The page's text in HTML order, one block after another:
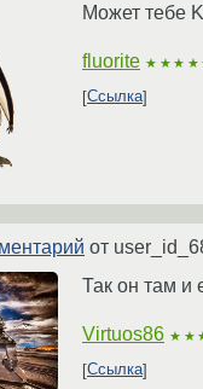
Может тебе
fluorite
Ссылка
от
Так он там и
Virtuos86
Ссылка